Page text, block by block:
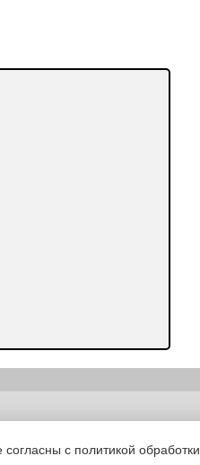
|E-mail
с политикой обработки,